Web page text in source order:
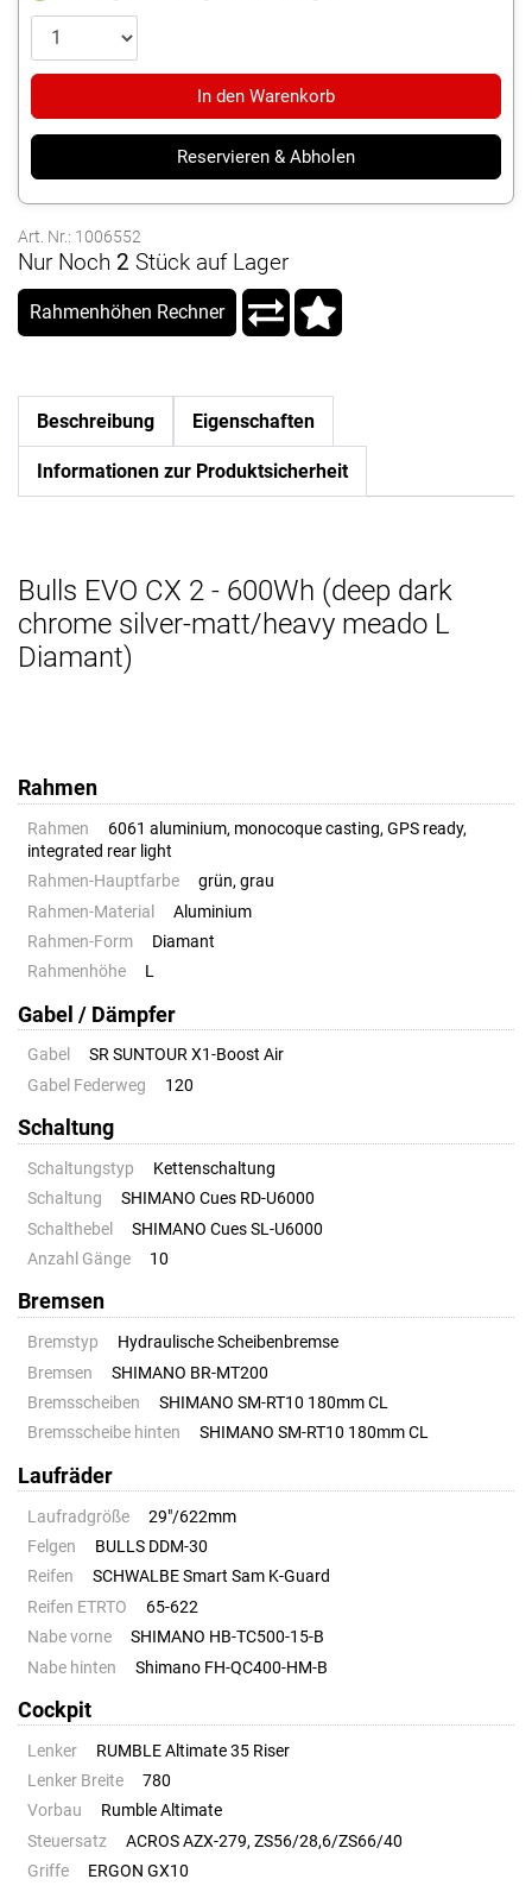
In den Warenkorb
Reservieren & Abholen
Art. Nr.: 1006552
Nur Noch 2 Stück auf Lager
Rahmenhöhen Rechner
Beschreibung Eigenschaften
Informationen zur Produktsicherheit
Bulls EVO CX 2 - 600Wh (deep dark
chrome silver-matt/heavy meado L
Diamant)
Rahmen
Rahmen
6061 aluminium, monocoque casting, GPS ready,
integrated rear light
Rahmen-Hauptfarbe
grün, grau
Rahmen-Material
Aluminium
Rahmen-Form
Diamant
Rahmenhöhe
L
Gabel / Dämpfer
Gabel
SR SUNTOUR X1-Boost Air
Gabel Federweg
120
Schaltung
Schaltungstyp
Kettenschaltung
Schaltung
SHIMANO Cues RD-U6000
Schalthebel
SHIMANO Cues SL-U6000
Anzahl Gänge
10
Bremsen
Bremstyp
Hydraulische Scheibenbremse
Bremsen
SHIMANO BR-MT200
Bremsscheiben
SHIMANO SM-RT10 180mm CL
Bremsscheibe hinten
SHIMANO SM-RT10 180mm CL
Laufräder
Laufradgröße
29"/622mm
Felgen
BULLS DDM-30
Reifen
SCHWALBE Smart Sam K-Guard
Reifen ETRTO
65-622
Nabe vorne
SHIMANO HB-TC500-15-B
Nabe hinten
Shimano FH-QC400-HM-B
Cockpit
Lenker
RUMBLE Altimate 35 Riser
Lenker Breite
780
Vorbau
Rumble Altimate
Steuersatz
ACROS AZX-279, ZS56/28,6/ZS66/40
Griffe
ERGON GX10